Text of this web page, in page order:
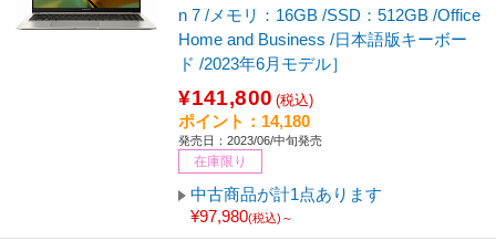
n 7 /メモリ：16GB /SSD：512GB /Office
Home and Business /日本語版キーボー
ド /2023年6月モデル］
¥141,800 (税込)
ポイント：14,180
発売日：2023/06/中旬発売
在庫限り
中古商品が計1点あります
¥97,980(税込)～